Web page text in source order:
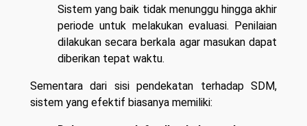
Sistem yang baik tidak menunggu hingga akhir
periode untuk melakukan evaluasi. Penilaian
dilakukan secara berkala agar masukan dapat
diberikan tepat waktu.
Sementara dari sisi pendekatan terhadap SDM,
sistem yang efektif biasanya memiliki: